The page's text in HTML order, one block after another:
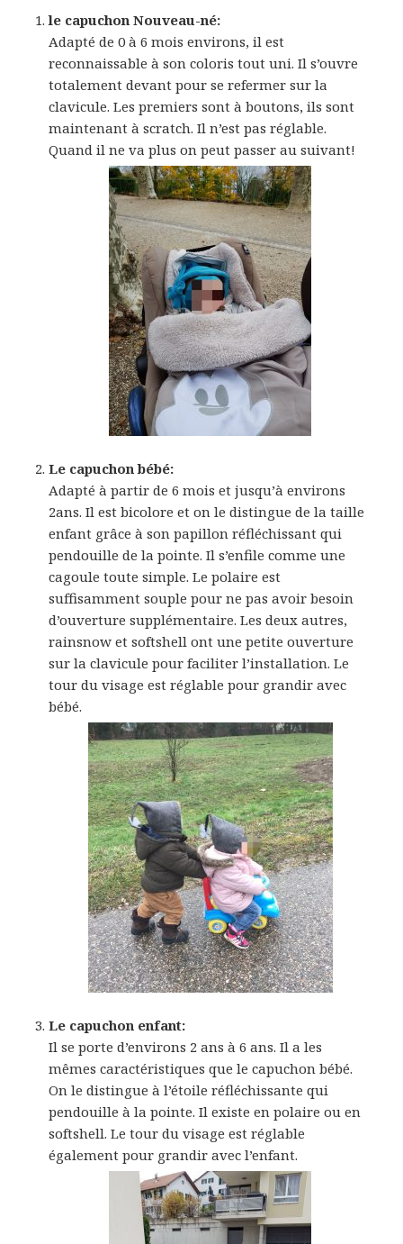
le capuchon Nouveau-né:
Adapté de 0 à 6 mois environs, il est
reconnaissable à son coloris tout uni. Il s’ouvre
totalement devant pour se refermer sur la
clavicule. Les premiers sont à boutons, ils sont
maintenant à scratch. Il n’est pas réglable.
Quand il ne va plus on peut passer au suivant!
Le capuchon bébé:
Adapté à partir de 6 mois et jusqu’à environs
2ans. Il est bicolore et on le distingue de la taille
enfant grâce à son papillon réfléchissant qui
pendouille de la pointe. Il s’enfile comme une
cagoule toute simple. Le polaire est
suffisamment souple pour ne pas avoir besoin
d’ouverture supplémentaire. Les deux autres,
rainsnow et softshell ont une petite ouverture
sur la clavicule pour faciliter l’installation. Le
tour du visage est réglable pour grandir avec
bébé.
Le capuchon enfant:
Il se porte d’environs 2 ans à 6 ans. Il a les
mêmes caractéristiques que le capuchon bébé.
On le distingue à l’étoile réfléchissante qui
pendouille à la pointe. Il existe en polaire ou en
softshell. Le tour du visage est réglable
également pour grandir avec l’enfant.